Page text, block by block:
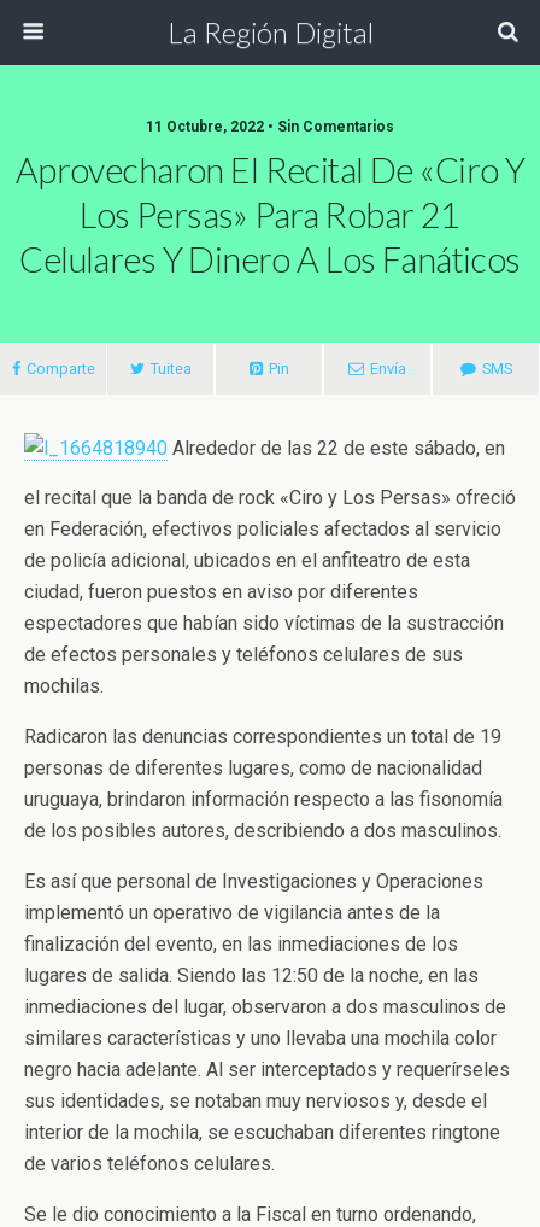
La Región Digital
11 Octubre, 2022 • Sin Comentarios
Aprovecharon El Recital De «Ciro Y
Los Persas» Para Robar 21
Celulares Y Dinero A Los Fanáticos
Comparte Tuitea Pin Envía SMS
Alrededor de las 22 de este sábado, en
el recital que la banda de rock «Ciro y Los Persas» ofreció
en Federación, efectivos policiales afectados al servicio
de policía adicional, ubicados en el anfiteatro de esta
ciudad, fueron puestos en aviso por diferentes
espectadores que habían sido víctimas de la sustracción
de efectos personales y teléfonos celulares de sus
mochilas.
Radicaron las denuncias correspondientes un total de 19
personas de diferentes lugares, como de nacionalidad
uruguaya, brindaron información respecto a las fisonomía
de los posibles autores, describiendo a dos masculinos.
Es así que personal de Investigaciones y Operaciones
implementó un operativo de vigilancia antes de la
finalización del evento, en las inmediaciones de los
lugares de salida. Siendo las 12:50 de la noche, en las
inmediaciones del lugar, observaron a dos masculinos de
similares características y uno llevaba una mochila color
negro hacia adelante. Al ser interceptados y requerírseles
sus identidades, se notaban muy nerviosos y, desde el
interior de la mochila, se escuchaban diferentes ringtone
de varios teléfonos celulares.
Se le dio conocimiento a la Fiscal en turno ordenando,